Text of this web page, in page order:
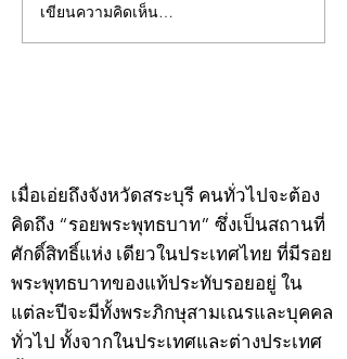
คอลัมน์"จับชีพจรวงการ
พระ"ประจำพุธที่ 29
เขียนความคิดเห็น…
เมื่อเอ่ยถึงจังหวัดสระบุรี คนทั่วไปจะต้อง
คิดถึง “รอยพระพุทธบาท” ซึ่งเป็นสถานที่
ศักดิ์สิทธิ์แห่ง เดียวในประเทศไทย ที่มีรอย
พระพุทธบาทของแท้ประทับรอยอยู่ ใน
แต่ละปีจะมีทั้งพระภิกษุสามเณรและบุคคล
ทั่วไป ทั้งจากในประเทศและต่างประเทศ